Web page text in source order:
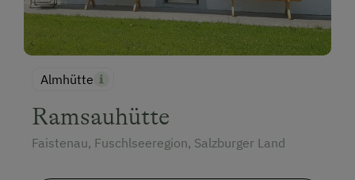
Almhütte
Ramsauhütte
Faistenau, Fuschlseeregion, Salzburger Land